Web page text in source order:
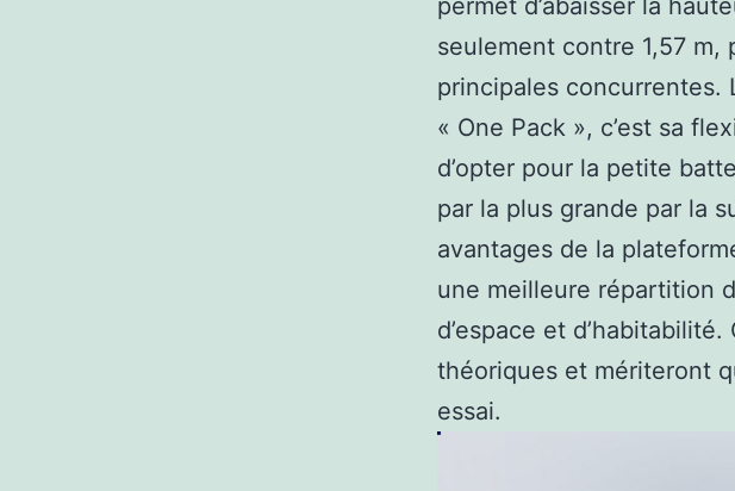
permet d’abaisser la
seulement contre 1,57 m,
principales concurrentes.
« One Pack », c’est sa
d’opter pour la petite
par la plus grande par la
avantages de la
une meilleure répartition
d’espace et
théoriques et mériteront
essai.